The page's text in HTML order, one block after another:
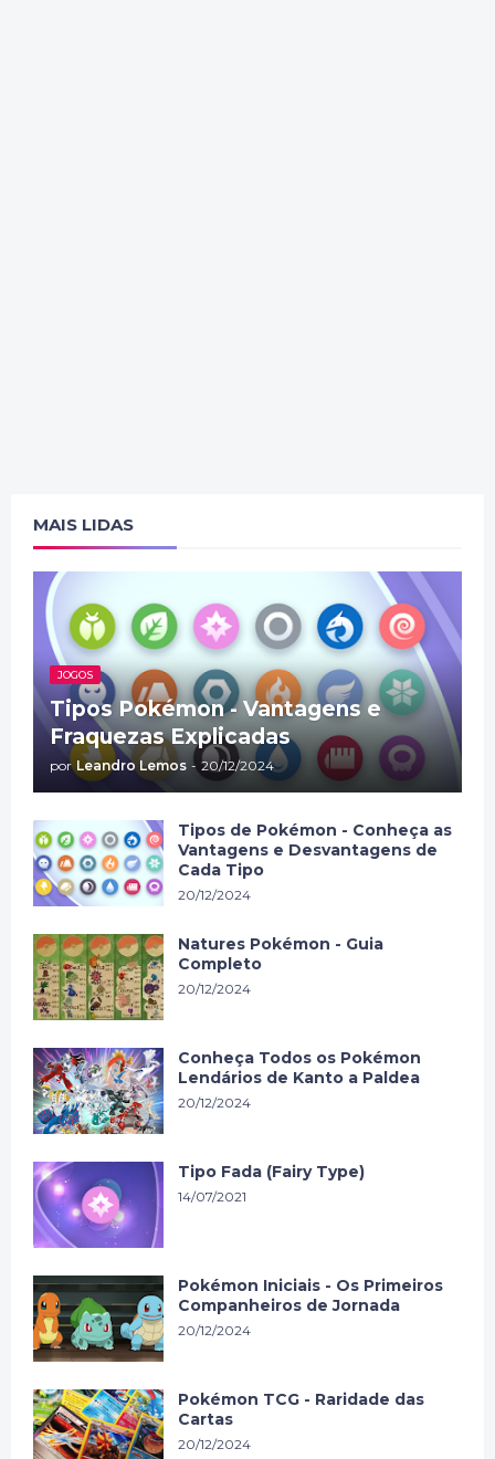
MAIS LIDAS
JOGOS
Tipos Pokémon - Vantagens e
Fraquezas Explicadas
por Leandro Lemos - 20/12/2024
Tipos de Pokémon - Conheça as
Vantagens e Desvantagens de
Cada Tipo
20/12/2024
Natures Pokémon - Guia
Completo
20/12/2024
Conheça Todos os Pokémon
Lendários de Kanto a Paldea
20/12/2024
Tipo Fada (Fairy Type)
14/07/2021
Pokémon Iniciais - Os Primeiros
Companheiros de Jornada
20/12/2024
Pokémon TCG - Raridade das
Cartas
20/12/2024